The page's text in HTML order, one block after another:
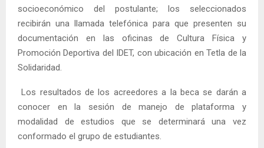
socioeconómico del postulante; los seleccionados
recibirán una llamada telefónica para que presenten su
documentación en las oficinas de Cultura Física y
Promoción Deportiva del IDET, con ubicación en Tetla de la
Solidaridad.
Los resultados de los acreedores a la beca se darán a
conocer en la sesión de manejo de plataforma y
modalidad de estudios que se determinará una vez
conformado el grupo de estudiantes.